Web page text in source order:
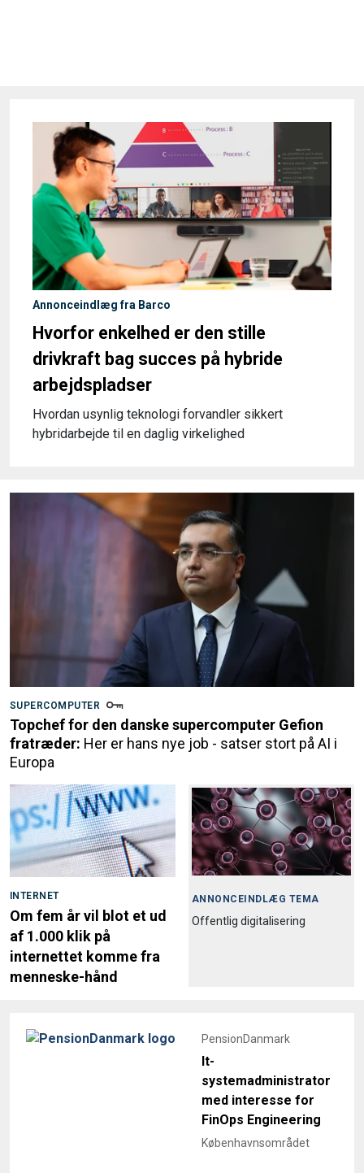
Annonceindlæg fra Barco
Hvorfor enkelhed er den stille
drivkraft bag succes på hybride
arbejdspladser
Hvordan usynlig teknologi forvandler sikkert
hybridarbejde til en daglig virkelighed
SUPERCOMPUTER
Topchef for den danske supercomputer Gefion
fratræder: Her er hans nye job - satser stort på AI i
Europa
INTERNET
Om fem år vil blot et ud
af 1.000 klik på
internettet komme fra
menneske-hånd
ANNONCEINDLÆG TEMA
Offentlig digitalisering
PensionDanmark
It-
systemadministrator
med interesse for
FinOps Engineering
Københavnsområdet